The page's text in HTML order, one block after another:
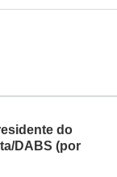
do
DABS (por